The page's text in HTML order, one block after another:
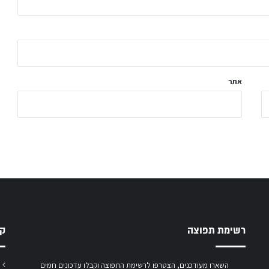
אתר
רשימת תפוצה
השארו מעודכנים, הצטרפו לרשימת התפוצה וקבלו עדכונים חמים